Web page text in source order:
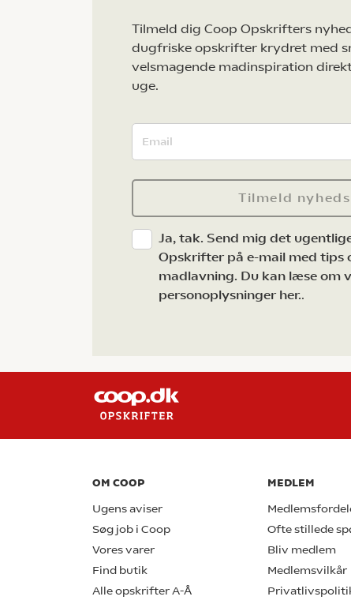
Tilmeld dig Coop Opskrifters
dugfriske opskrifter krydret med
velsmagende madinspiration
uge.
Tilmeld
Ja, tak. Send mig det
Opskrifter på e-mail med tips
madlavning. Du kan læse om
personoplysninger her..
OM COOP
Ugens aviser
Søg job i Coop
Vores varer
Find butik
Alle opskrifter A-Å
MEDLEM
Ofte stillede
Bliv medlem
Medlemsvilkår